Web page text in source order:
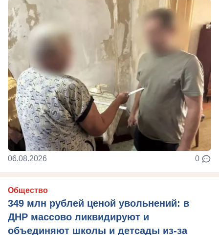
06.08.2026 0
Общество
349 млн рублей ценой увольнений: в
ДНР массово ликвидируют и
объединяют школы и детсады из-за